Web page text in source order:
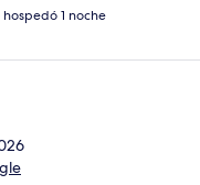
1 noche